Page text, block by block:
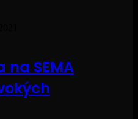
na SEMA